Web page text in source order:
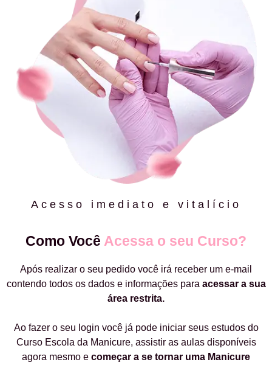
Acesso imediato e vitalício
Como Você Acessa o seu Curso?
Após realizar o seu pedido você irá receber um e-mail
contendo todos os dados e informações para acessar a sua
área restrita.
Ao fazer o seu login você já pode iniciar seus estudos do
Curso Escola da Manicure, assistir as aulas disponíveis
agora mesmo e começar a se tornar uma Manicure